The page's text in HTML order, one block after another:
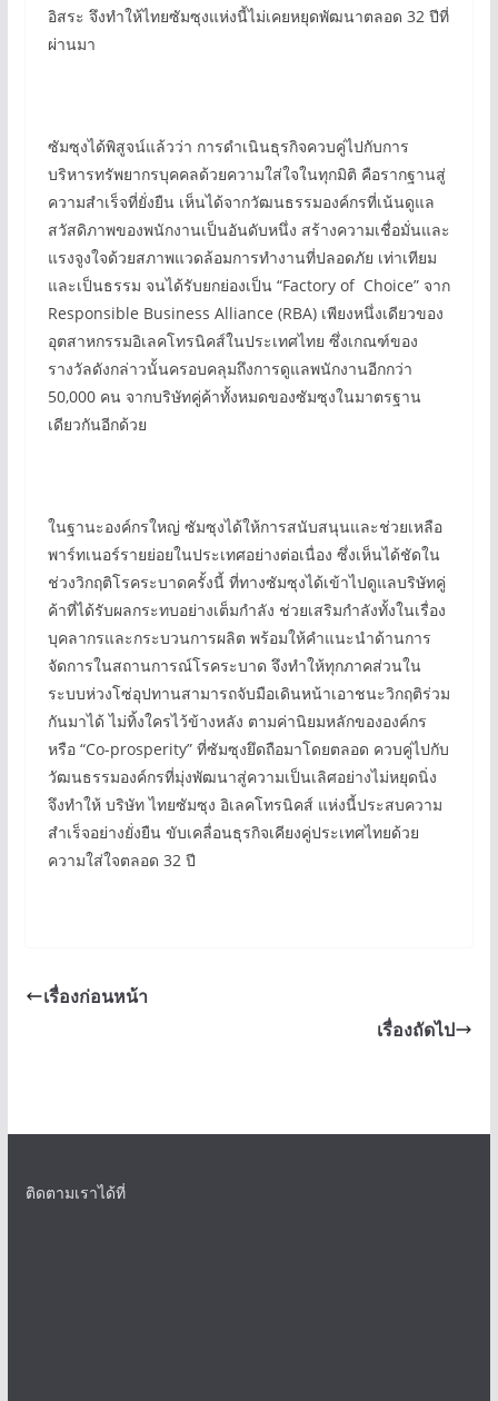
อิสระ จึงทำให้ไทยซัมซุงแห่งนี้ไม่เคยหยุดพัฒนาตลอด 32 ปีที่
ผ่านมา
ซัมซุงได้พิสูจน์แล้วว่า การดำเนินธุรกิจควบคู่ไปกับการ
บริหารทรัพยากรบุคคลด้วยความใส่ใจในทุกมิติ คือรากฐานสู่
ความสำเร็จที่ยั่งยืน เห็นได้จากวัฒนธรรมองค์กรที่เน้นดูแล
สวัสดิภาพของพนักงานเป็นอันดับหนึ่ง สร้างความเชื่อมั่นและ
แรงจูงใจด้วยสภาพแวดล้อมการทำงานที่ปลอดภัย เท่าเทียม
และเป็นธรรม จนได้รับยกย่องเป็น “Factory of Choice” จาก
Responsible Business Alliance (RBA) เพียงหนึ่งเดียวของ
อุตสาหกรรมอิเลคโทรนิคส์ในประเทศไทย ซึ่งเกณฑ์ของ
รางวัลดังกล่าวนั้นครอบคลุมถึงการดูแลพนักงานอีกกว่า
50,000 คน จากบริษัทคู่ค้าทั้งหมดของซัมซุงในมาตรฐาน
เดียวกันอีกด้วย
ในฐานะองค์กรใหญ่ ซัมซุงได้ให้การสนับสนุนและช่วยเหลือ
พาร์ทเนอร์รายย่อยในประเทศอย่างต่อเนื่อง ซึ่งเห็นได้ชัดใน
ช่วงวิกฤติโรคระบาดครั้งนี้ ที่ทางซัมซุงได้เข้าไปดูแลบริษัทคู่
ค้าที่ได้รับผลกระทบอย่างเต็มกำลัง ช่วยเสริมกำลังทั้งในเรื่อง
บุคลากรและกระบวนการผลิต พร้อมให้คำแนะนำด้านการ
จัดการในสถานการณ์โรคระบาด จึงทำให้ทุกภาคส่วนใน
ระบบห่วงโซ่อุปทานสามารถจับมือเดินหน้าเอาชนะวิกฤติร่วม
กันมาได้ ไม่ทิ้งใครไว้ข้างหลัง ตามค่านิยมหลักขององค์กร
หรือ “Co-prosperity” ที่ซัมซุงยึดถือมาโดยตลอด ควบคู่ไปกับ
วัฒนธรรมองค์กรที่มุ่งพัฒนาสู่ความเป็นเลิศอย่างไม่หยุดนิ่ง
จึงทำให้ บริษัท ไทยซัมซุง อิเลคโทรนิคส์ แห่งนี้ประสบความ
สำเร็จอย่างยั่งยืน ขับเคลื่อนธุรกิจเคียงคู่ประเทศไทยด้วย
ความใส่ใจตลอด 32 ปี
เรื่องก่อนหน้า
เรื่องถัดไป
ติดตามเราได้ที่